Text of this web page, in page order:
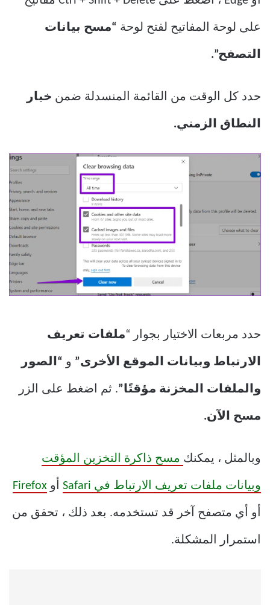
على لوحة المفاتيح لفتح لوحة “مسح بيانات
التصفح”.
حدد كل الوقت من القائمة المنسدلة ضمن خيار
النطاق الزمني.
حدد مربعات الاختيار بجوار “ملفات تعريف
الارتباط وبيانات الموقع الأخرى” و “الصور
والملفات المخزنة مؤقتًا”. ثم اضغط على الزر
مسح الآن.
وبالمثل ، يمكنك مسح ذاكرة التخزين المؤقت
وبيانات ملفات تعريف الارتباط في Safari أو Firefox
أو أي متصفح آخر قد تستخدمه. بعد ذلك ، تحقق من
استمرار المشكلة.